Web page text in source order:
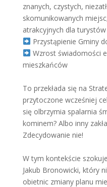
znanych, czystych,
skomunikowanych
atrakcyjnych dla turystów
Przystąpienie Gminy
Wzrost świadomości
mieszkańców
To przekłada się na
przytoczone wcześniej
się olbrzymia spalarnia
kominem? Albo inny
Zdecydowanie nie!
W tym kontekście
Jakub Bronowicki, który
obietnic zmiany planu